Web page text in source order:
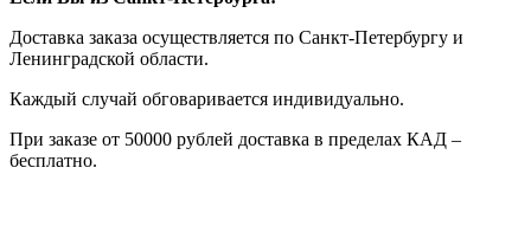
Доставка заказа осуществляется по Санкт-Петербургу и
Ленинградской области.
Каждый случай обговаривается индивидуально.
При заказе от 50000 рублей доставка в пределах КАД –
бесплатно.